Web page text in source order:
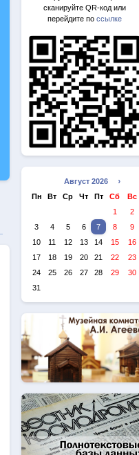
сканируйте QR-код или
перейдите по ссылке
Август 2026 »
Пн
Вт Ср Чт Пт Сб
Вс
1
2
3
4 5 6 7 8
9
10
11 12 13 14 15
16
17
18 19 20 21 22
23
24
25 26 27 28 29
30
31